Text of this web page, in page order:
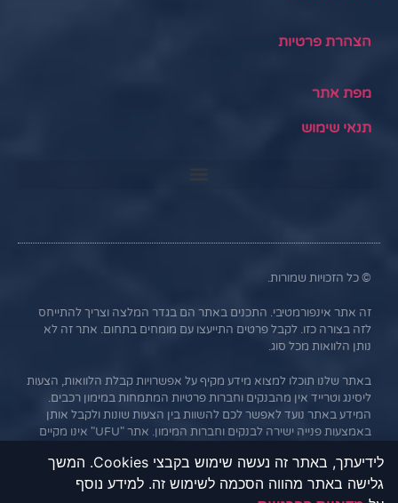
הצהרת פרטיות
מפת אתר
תנאי שימוש
© כל הזכויות שמורות.
זה אתר אינפורמטיבי. התכנים באתר הם בגדר המלצה וצריך להתייחס
לזה בצורה כזו. לקבל פרטים התייעצו עם מומחים בתחום. אתר זה לא
נותן הלוואות מכל סוג.
באתר שלנו תוכלו למצוא מידע מקיף על אפשרויות קבלת הלוואות, הצעות
ליסינג וטרייד אין מהבנקים וחברות פרטיות המתמחות במימון רכבים.
המידע באתר נועד לאפשר לכם להשוות בין הצעות שונות ולקבל אותן
באמצעות פנייה ישירה לבנקים וחברות המימון. אתר "UFU" אינו מקיים
לגולשים בלבד. חשוב לציין כי אי עמידה בתנאי ההלוואה או בהחזר
האשראי עלול לגרור חיוב בריבית פיגורים והליכי הוצאה לפועל.
לידיעתך, באתר זה נעשה שימוש בקבצי Cookies. המשך
גלישה באתר מהווה הסכמה לשימוש זה. למידע נוסף